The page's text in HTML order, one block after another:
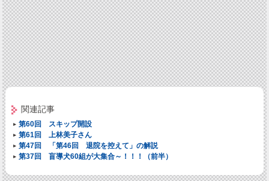
関連記事
第60回 スキップ開設
第61回 上林美子さん
第47回 「第46回 退院を控えて」の解説
第37回 盲導犬60組が大集合～！！！（前半）